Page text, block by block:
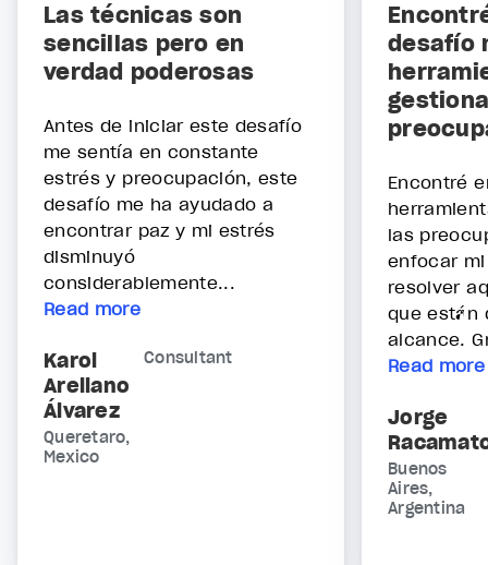
Las técnicas son
sencillas pero en
verdad poderosas
Antes de iniciar este desafío
me sentía en constante
estrés y preocupación, este
desafío me ha ayudado a
encontrar paz y mi estrés
disminuyó
considerablemente...
Read more
Karol
Arellano
Álvarez
Consultant
Queretaro,
Mexico
desafío
Encontré
las
enfocar
resolver
que están
alcance.
Read more
Jorge
Buenos
Aires,
Argentina